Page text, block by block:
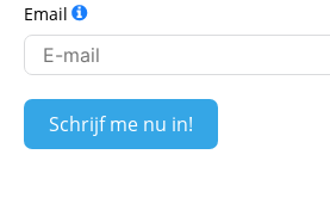
Email
Schrijf me nu in!